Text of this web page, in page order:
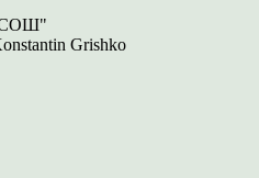
СОШ"
Grishko